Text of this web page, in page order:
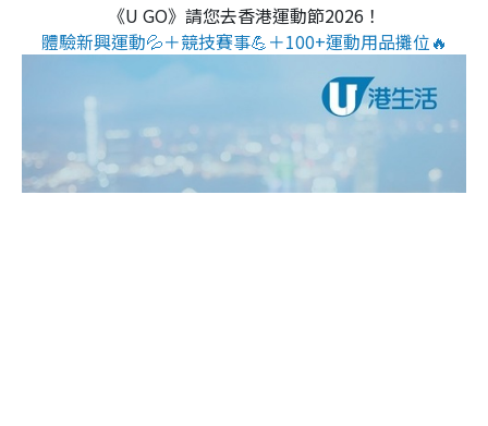
《U GO》請您去香港運動節2026！
體驗新興運動💦＋競技賽事💪＋100+運動用品攤位🔥